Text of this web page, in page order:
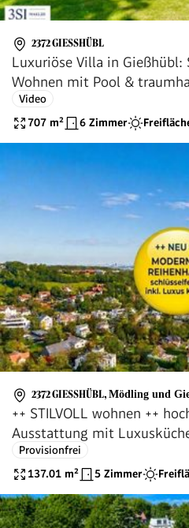
2372 GIESSHÜBL
Luxuriöse Villa in Gießhübl:
Wohnen mit Pool &
Video
707 m² 6 Zimmer
2372 GIESSHÜBL , Mödling und
++ STILVOLL wohnen ++
Ausstattung mit
Provisionfrei
137.01 m² 5 Zimmer